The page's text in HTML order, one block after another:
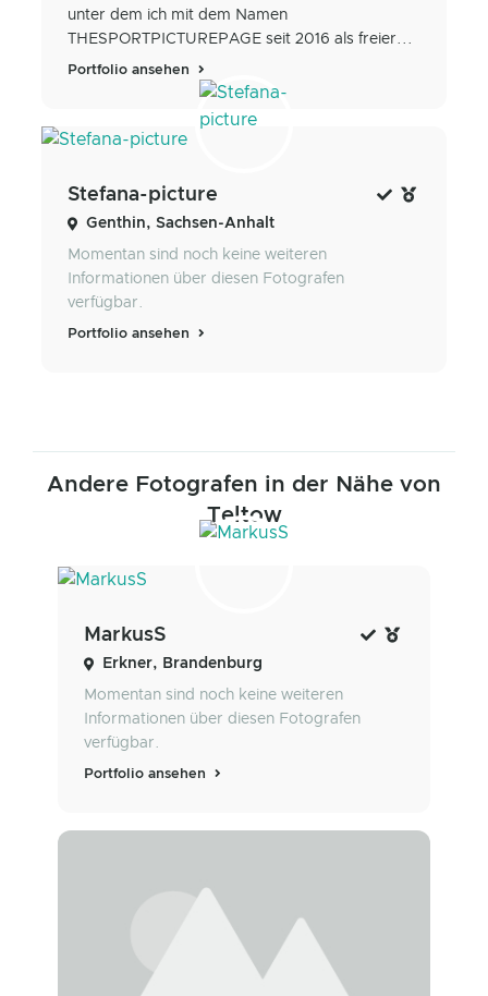
unter dem ich mit dem Namen
THESPORTPICTUREPAGE seit 2016 als freier...
Portfolio ansehen
Stefana-picture
Genthin, Sachsen-Anhalt
Momentan sind noch keine weiteren
Informationen über diesen Fotografen
verfügbar.
Portfolio ansehen
Andere Fotografen in der Nähe von
Teltow
MarkusS
Erkner, Brandenburg
Momentan sind noch keine weiteren
Informationen über diesen Fotografen
verfügbar.
Portfolio ansehen